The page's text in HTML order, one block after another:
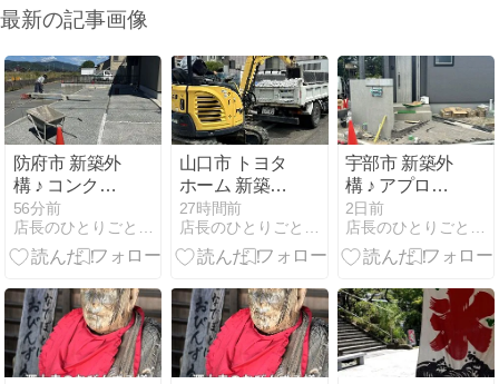
最新の記事画像
防府市 新築外
構 ♪ コンクリ
ート打設 最終
日 S-STYLE
GARDEN
56分前
店長のひとりごと S-STYLE GARDEN
山口市 トヨタ
ホーム 新築外
構 ♪ 雑草対策
で防草シート
と化粧砂利 S-
GARDEN
27時間前
店長のひとりごと S-STYLE GARDEN
宇部市 新築外
構 ♪ アプロー
チ インターロ
ッキングを施
工 S-STYLE
2日前
店長のひとりごと S-STYLE GARDEN